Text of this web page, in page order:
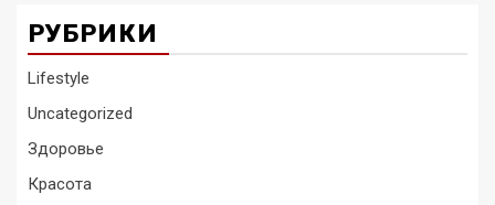
РУБРИКИ
Lifestyle
Uncategorized
Здоровье
Красота